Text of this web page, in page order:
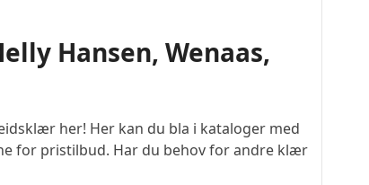
Hansen, Wenaas,
her! Her kan du bla i kataloger med
for pristilbud. Har du behov for andre klær